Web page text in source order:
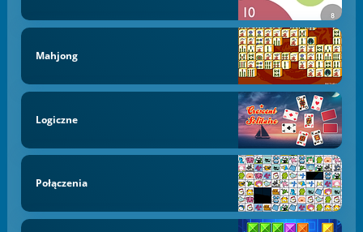
Mahjong
Logiczne
Połączenia